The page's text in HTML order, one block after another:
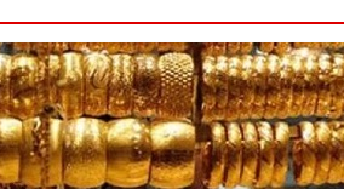
قرينة البراءة وضمانات المحاكمة العادلة
حق أصيل